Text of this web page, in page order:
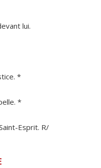
lui.
*
*
Esprit. R/